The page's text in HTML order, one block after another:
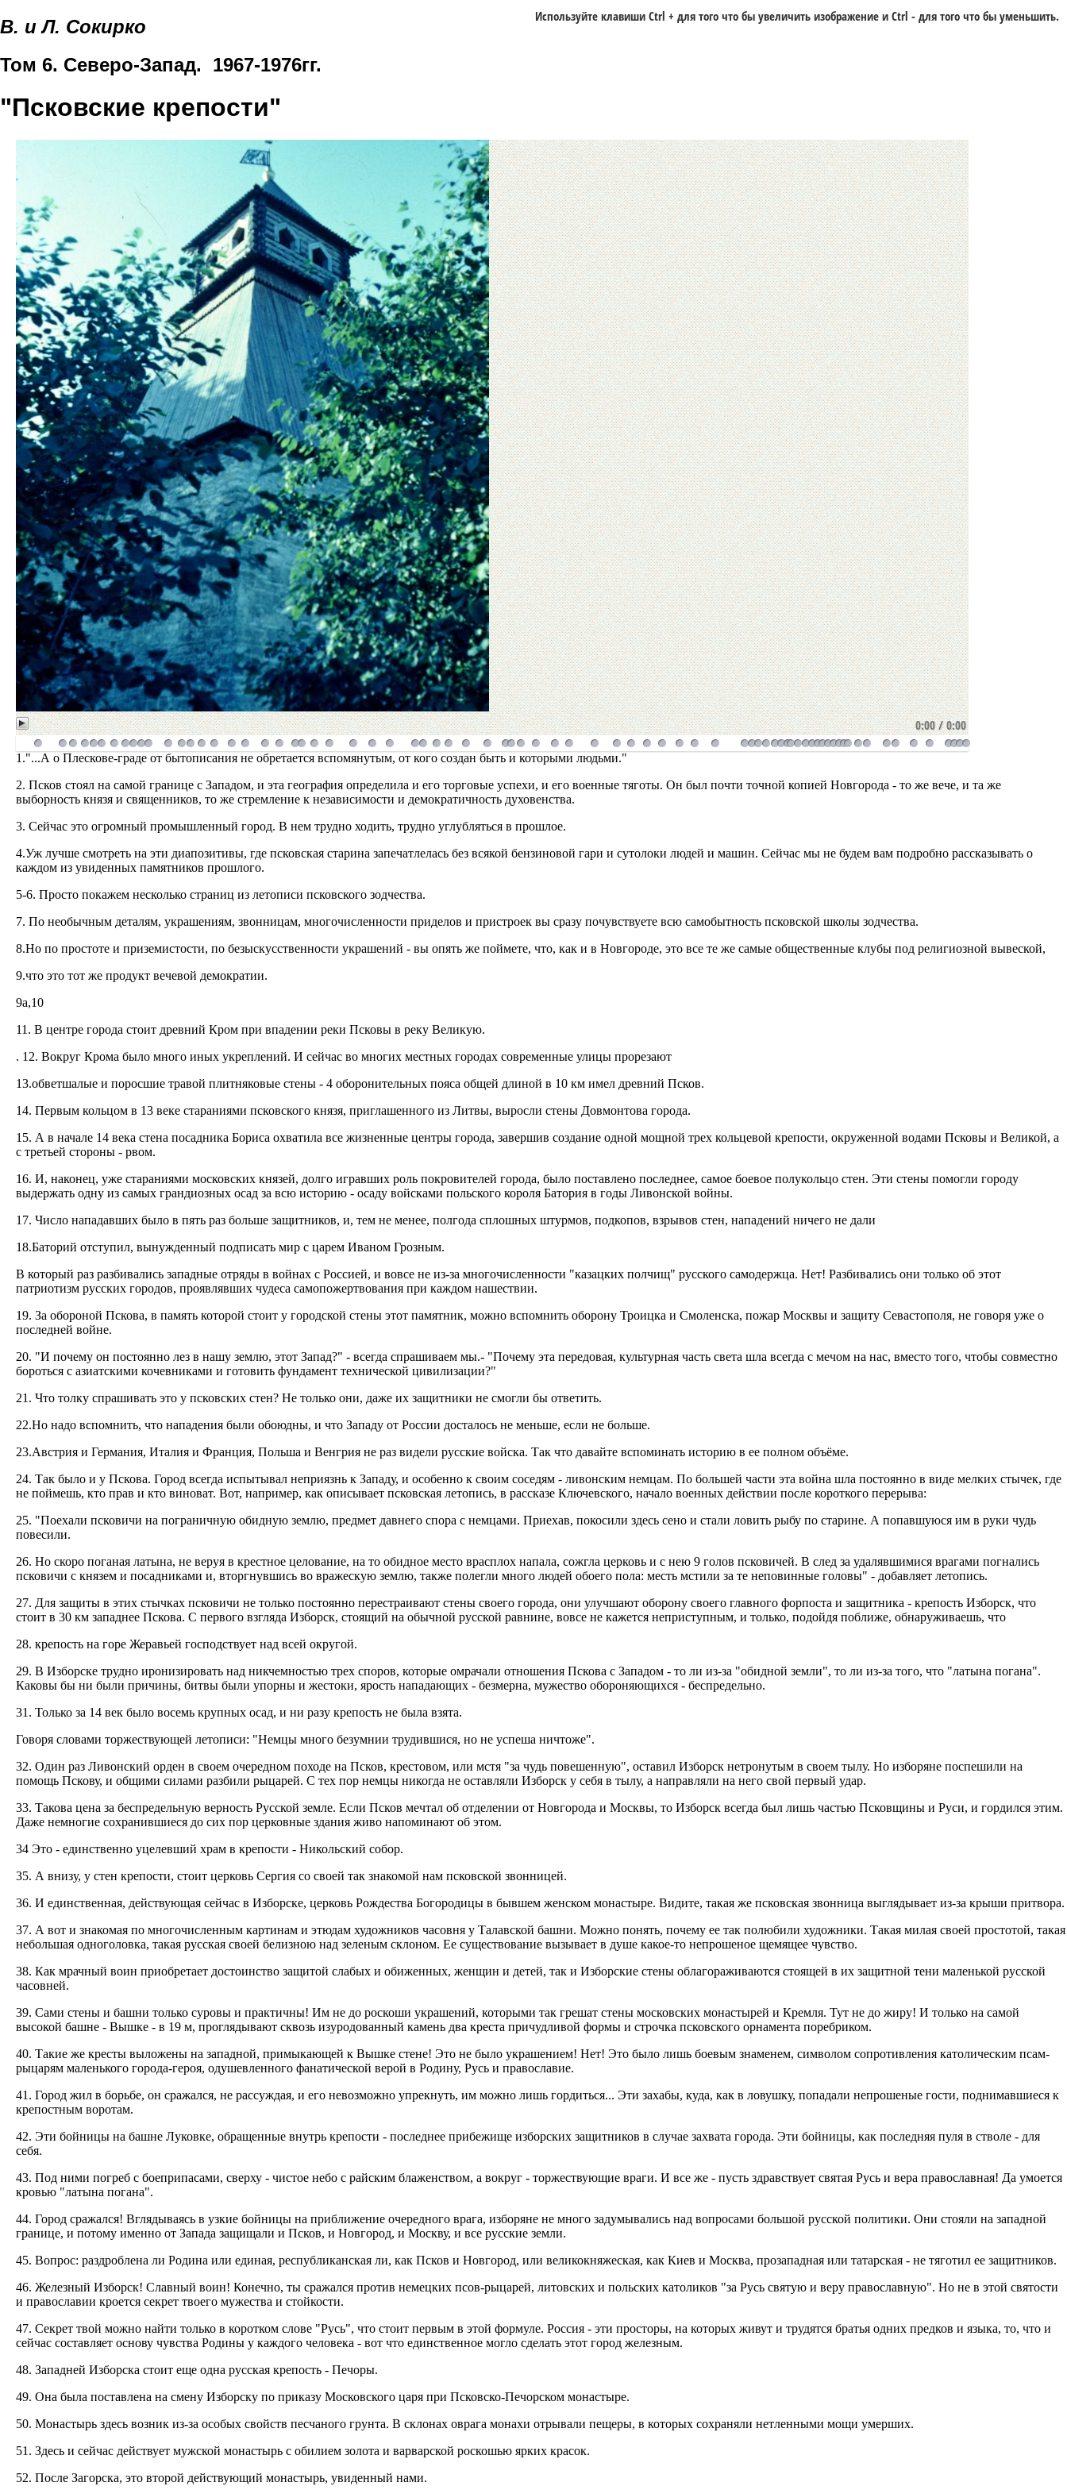
В. и Л. Сокирко
Том 6. Северо-Запад. 1967-1976гг.
"Псковские крепости"
0:00/0:00
Используйте клавиши Ctrl + для того что бы увеличить изображение и Ctrl - для того что бы уменьшить.
1."...А о Плескове-граде от бытописания не обретается вспомянутым, от кого создан быть и которыми людьми."
2. Псков стоял на самой границе с Западом, и эта география определила и его торговые успехи, и его военные тяготы. Он был почти точной копией Новгорода - то же вече, и та же
выборность князя и священников, то же стремление к независимости и демократичность духовенства.
3. Сейчас это огромный промышленный город. В нем трудно ходить, трудно углубляться в прошлое.
4.Уж лучше смотреть на эти диапозитивы, где псковская старина запечатлелась без всякой бензиновой гари и сутолоки людей и машин. Сейчас мы не будем вам подробно рассказывать о
каждом из увиденных памятников прошлого.
5-6. Просто покажем несколько страниц из летописи псковского зодчества.
7. По необычным деталям, украшениям, звонницам, многочисленности приделов и пристроек вы сразу почувствуете всю самобытность псковской школы зодчества.
8.Hо по простоте и приземистости, по безыскусственности украшений - вы опять же поймете, что, как и в Новгороде, это все те же самые общественные клубы под религиозной вывеской,
9.что это тот же продукт вечевой демократии.
9a,10
11. В центре города стоит древний Кром при впадении реки Псковы в реку Великую.
. 12. Вокруг Крома было много иных укреплений. И сейчас во многих местных городах современные улицы прорезают
13.обветшалые и поросшие травой плитняковые стены - 4 оборонительных пояса общей длиной в 10 км имел древний Псков.
14. Первым кольцом в 13 веке стараниями псковского князя, приглашенного из Литвы, выросли стены Довмонтова города.
15. А в начале 14 века стена посадника Бориса охватила все жизненные центры города, завершив создание одной мощной трех кольцевой крепости, окруженной водами Псковы и Великой, а
с третьей стороны - рвом.
16. И, наконец, уже стараниями московских князей, долго игравших роль покровителей города, было поставлено последнее, самое боевое полукольцо стен. Эти стены помогли городу
выдержать одну из самых грандиозных осад за всю историю - осаду войсками польского короля Батория в годы Ливонской войны.
17. Число нападавших было в пять раз больше защитников, и, тем не менее, полгода сплошных штурмов, подкопов, взрывов стен, нападений ничего не дали
18.Баторий отступил, вынужденный подписать мир с царем Иваном Грозным.
В который раз разбивались западные отряды в войнах с Россией, и вовсе не из-за многочисленности "казацких полчищ" русского самодержца. Нет! Разбивались они только об этот
патриотизм русских городов, проявлявших чудеса самопожертвования при каждом нашествии.
19. За обороной Пскова, в память которой стоит у городской стены этот памятник, можно вспомнить оборону Троицка и Смоленска, пожар Москвы и защиту Севастополя, не говоря уже о
последней войне.
20. "И почему он постоянно лез в нашу землю, этот Запад?" - всегда спрашиваем мы.- "Почему эта передовая, культурная часть света шла всегда с мечом на нас, вместо того, чтобы совместно
бороться с азиатскими кочевниками и готовить фундамент технической цивилизации?"
21. Что толку спрашивать это у псковских стен? Не только они, даже их защитники не смогли бы ответить.
22.Но надо вспомнить, что нападения были обоюдны, и что Западу от России досталось не меньше, если не больше.
23.Австрия и Германия, Италия и Франция, Польша и Венгрия не раз видели русские войска. Так что давайте вспоминать историю в ее полном объёме.
24. Так было и у Пскова. Город всегда испытывал неприязнь к Западу, и особенно к своим соседям - ливонским немцам. По большей части эта война шла постоянно в виде мелких стычек, где
не поймешь, кто прав и кто виноват. Вот, например, как описывает псковская летопись, в рассказе Ключевского, начало военных действии после короткого перерыва:
25. "Поехали псковичи на пограничную обидную землю, предмет давнего спора с немцами. Приехав, покосили здесь сено и стали ловить рыбу по старине. А попавшуюся им в руки чудь
повесили.
26. Но скоро поганая латына, не веруя в крестное целование, на то обидное место врасплох напала, сожгла церковь и с нею 9 голов псковичей. В след за удалявшимися врагами погнались
псковичи с князем и посадниками и, вторгнувшись во вражескую землю, также полегли много людей обоего пола: месть мстили за те неповинные головы" - добавляет летопись.
27. Для защиты в этих стычках псковичи не только постоянно перестраивают стены своего города, они улучшают оборону своего главного форпоста и защитника - крепость Изборск, что
стоит в 30 км западнее Пскова. С первого взгляда Изборск, стоящий на обычной русской равнине, вовсе не кажется неприступным, и только, подойдя поближе, обнаруживаешь, что
28. крепость на горе Жеравьей господствует над всей округой.
29. В Изборске трудно иронизировать над никчемностью трех споров, которые омрачали отношения Пскова с Западом - то ли из-за "обидной земли", то ли из-за того, что "латына погана".
Каковы бы ни были причины, битвы были упорны и жестоки, ярость нападающих - безмерна, мужество обороняющихся - беспредельно.
31. Только за 14 век было восемь крупных осад, и ни разу крепость не была взята.
Говоря словами торжествующей летописи: "Немцы много безумнии трудившися, но не успеша ничтоже".
32. Один раз Ливонский орден в своем очередном походе на Псков, крестовом, или мстя "за чудь повешенную", оставил Изборск нетронутым в своем тылу. Но изборяне поспешили на
помощь Пскову, и общими силами разбили рыцарей. С тех пор немцы никогда не оставляли Изборск у себя в тылу, а направляли на него свой первый удар.
33. Такова цена за беспредельную верность Русской земле. Если Псков мечтал об отделении от Новгорода и Москвы, то Изборск всегда был лишь частью Псковщины и Руси, и гордился этим.
Даже немногие сохранившиеся до сих пор церковные здания живо напоминают об этом.
34 Это - единственно уцелевший храм в крепости - Никольский собор.
35. А внизу, у стен крепости, стоит церковь Сергия со своей так знакомой нам псковской звонницей.
36. И единственная, действующая сейчас в Изборске, церковь Рождества Богородицы в бывшем женском монастыре. Видите, такая же псковская звонница выглядывает из-за крыши притвора.
37. А вот и знакомая по многочисленным картинам и этюдам художников часовня у Талавской башни. Можно понять, почему ее так полюбили художники. Такая милая своей простотой, такая
небольшая одноголовка, такая русская своей белизною над зеленым склоном. Ее существование вызывает в душе какое-то непрошеное щемящее чувство.
38. Как мрачный воин приобретает достоинство защитой слабых и обиженных, женщин и детей, так и Изборские стены облагораживаются стоящей в их защитной тени маленькой русской
часовней.
39. Сами стены и башни только суровы и практичны! Им не до роскоши украшений, которыми так грешат стены московских монастырей и Кремля. Тут не до жиру! И только на самой
высокой башне - Вышке - в 19 м, проглядывают сквозь изуродованный камень два креста причудливой формы и строчка псковского орнамента поребриком.
40. Такие же кресты выложены на западной, примыкающей к Вышке стене! Это не было украшением! Нет! Это было лишь боевым знаменем, символом сопротивления католическим псам-
рыцарям маленького города-героя, одушевленного фанатической верой в Родину, Русь и православие.
41. Город жил в борьбе, он сражался, не рассуждая, и его невозможно упрекнуть, им можно лишь гордиться... Эти захабы, куда, как в ловушку, попадали непрошеные гости, поднимавшиеся к
крепостным воротам.
42. Эти бойницы на башне Луковке, обращенные внутрь крепости - последнее прибежище изборских защитников в случае захвата города. Эти бойницы, как последняя пуля в стволе - для
себя.
43. Под ними погреб с боеприпасами, сверху - чистое небо с райским блаженством, а вокруг - торжествующие враги. И все же - пусть здравствует святая Русь и вера православная! Да умоется
кровью "латына погана".
44. Город сражался! Вглядываясь в узкие бойницы на приближение очередного врага, изборяне не много задумывались над вопросами большой русской политики. Они стояли на западной
границе, и потому именно от Запада защищали и Псков, и Новгород, и Москву, и все русские земли.
45. Вопрос: раздроблена ли Родина или единая, республиканская ли, как Псков и Новгород, или великокняжеская, как Киев и Москва, прозападная или татарская - не тяготил ее защитников.
46. Железный Изборск! Славный воин! Конечно, ты сражался против немецких псов-рыцарей, литовских и польских католиков "за Русь святую и веру православную". Но не в этой святости
и православии кроется секрет твоего мужества и стойкости.
47. Секрет твой можно найти только в коротком слове "Русь", что стоит первым в этой формуле. Россия - эти просторы, на которых живут и трудятся братья одних предков и языка, то, что и
сейчас составляет основу чувства Родины у каждого человека - вот что единственное могло сделать этот город железным.
48. Западней Изборска стоит еще одна русская крепость - Печоры.
49. Она была поставлена на смену Изборску по приказу Московского царя при Псковско-Печорском монастыре.
50. Монастырь здесь возник из-за особых свойств песчаного грунта. В склонах оврага монахи отрывали пещеры, в которых сохраняли нетленными мощи умерших.
51. Здесь и сейчас действует мужской монастырь с обилием золота и варварской роскошью ярких красок.
52. После Загорска, это второй действующий монастырь, увиденный нами.